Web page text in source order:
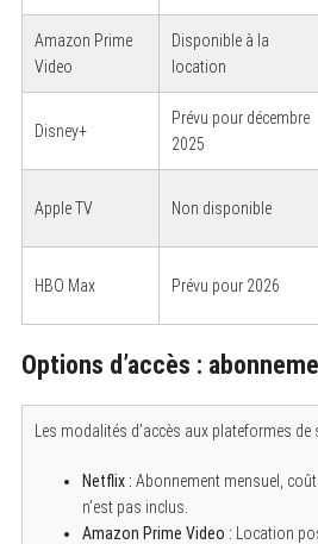
Amazon Prime
Video
Disponible à la
location
Disney+
Prévu pour décembre
2025
Apple TV Non disponible
HBO Max Prévu pour 2026
Options d’accès :
Les modalités d’accès aux plateformes
Netflix : Abonnement mensuel,
n’est pas inclus.
Amazon Prime Video : Location